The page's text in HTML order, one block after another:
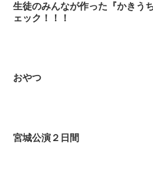
生徒のみんなが作った『かきう
ェック！！！
おやつ
宮城公演２日間